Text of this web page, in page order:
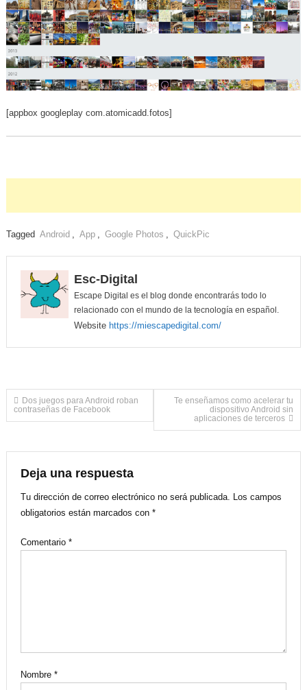
[appbox googleplay com.atomicadd.fotos]
Tagged Android App Google Photos QuickPic
Esc-Digital
Escape Digital es el blog donde encontrarás todo lo
relacionado con el mundo de la tecnología en español.
Website https://miescapedigital.com/
Navegación
entradas
Dos juegos para Android roban
contraseñas de Facebook
Te enseñamos como acelerar tu
dispositivo Android sin
aplicaciones de terceros
Deja una respuesta
Tu dirección de correo electrónico no será publicada.
Los campos
obligatorios están marcados con *
Comentario *
Nombre *